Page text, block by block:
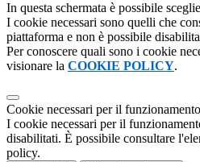
In questa schermata è possibile
I cookie necessari sono quelli che
piattaforma e non è possibile
Per conoscere quali sono i cookie
visionare la COOKIE POLICY.
Cookie necessari per il funzionamento
I cookie necessari per il
disabilitati. È possibile consultare
policy.